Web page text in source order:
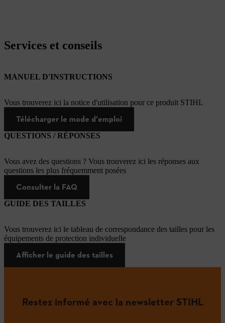
Services et conseils
MANUEL D'INSTRUCTIONS
Vous trouverez ici la notice d'utilisation pour ce produit STIHL
Télécharger le mode d'emploi
QUESTIONS / RÉPONSES
Vous avez des questions ? Vous trouverez ici les réponses aux
questions les plus fréquemment posées
Consulter la FAQ
GUIDE DES TAILLES
Vous trouverez ici le tableau de correspondance des tailles pour les
équipements de protection individuelle
Afficher le guide des tailles
Restez informé avec la newsletter STIHL